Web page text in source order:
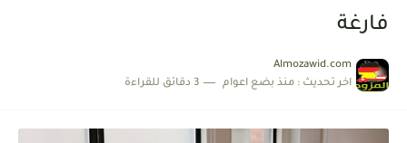
فارغة
Almozawid.com
اخر تحديث : منذ بضع اعوام 3 دقائق للقراءة